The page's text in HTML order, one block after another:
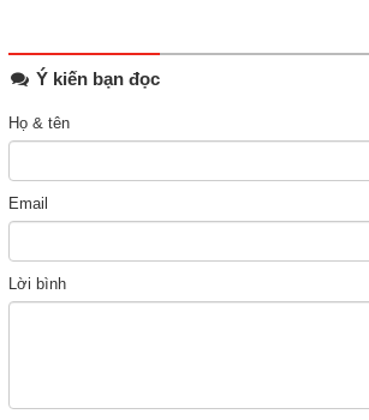
Ý kiến bạn đọc
Họ & tên
Email
Lời bình